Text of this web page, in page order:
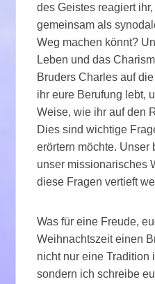
des Geistes reagiert
gemeinsam als
Weg machen könnt?
Leben und das
Bruders Charles auf
ihr eure Berufung lebt,
Weise, wie ihr auf den
Dies sind wichtige
erörtern möchte. Unser
unser missionarisches
diese Fragen vertieft
Was für eine Freude,
Weihnachtszeit einen
nicht nur eine Tradition
sondern ich schreibe